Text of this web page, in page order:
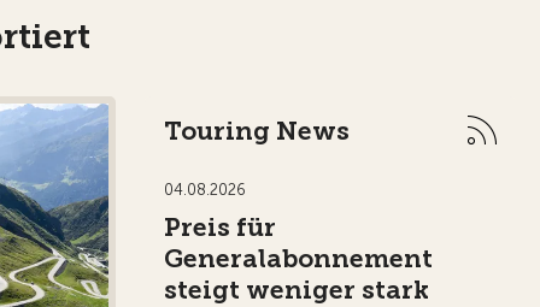
Touring News
04.08.2026
Preis für
Generalabonnement
steigt weniger stark